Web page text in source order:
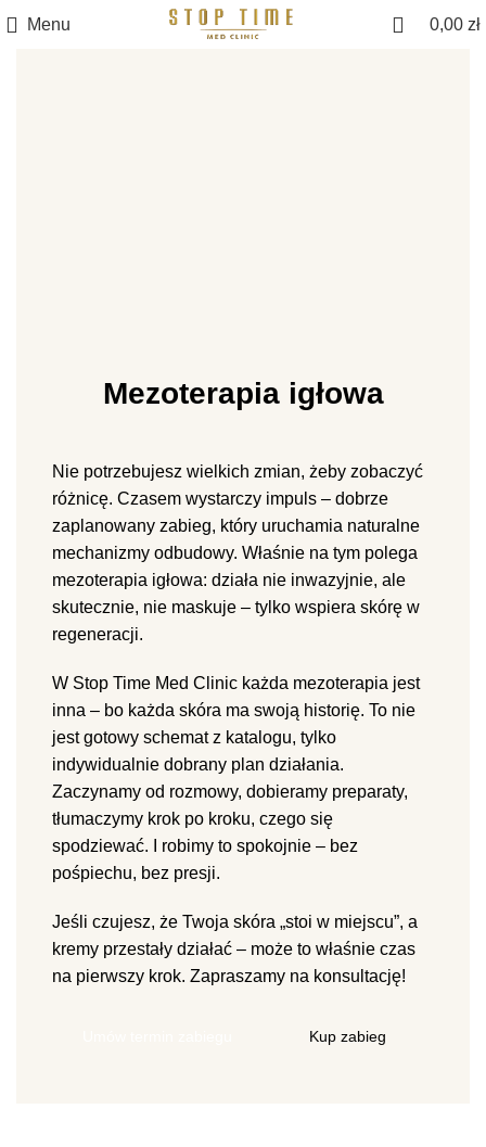
Menu 0,00 zł
Mezoterapia igłowa
Nie potrzebujesz wielkich zmian, żeby zobaczyć
różnicę. Czasem wystarczy impuls – dobrze
zaplanowany zabieg, który uruchamia naturalne
mechanizmy odbudowy. Właśnie na tym polega
mezoterapia igłowa: działa nie inwazyjnie, ale
skutecznie, nie maskuje – tylko wspiera skórę w
regeneracji.
W Stop Time Med Clinic każda mezoterapia jest
inna – bo każda skóra ma swoją historię. To nie
jest gotowy schemat z katalogu, tylko
indywidualnie dobrany plan działania.
Zaczynamy od rozmowy, dobieramy preparaty,
tłumaczymy krok po kroku, czego się
spodziewać. I robimy to spokojnie – bez
pośpiechu, bez presji.
Jeśli czujesz, że Twoja skóra „stoi w miejscu”, a
kremy przestały działać – może to właśnie czas
na pierwszy krok. Zapraszamy na konsultację!
Kup zabieg